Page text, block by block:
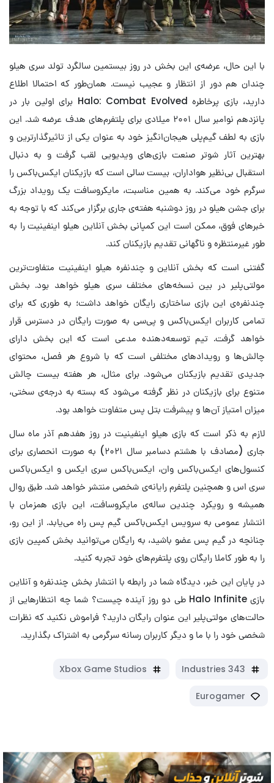
با این حال، عرضه‌ی این بخش در روز بیستمین سالگرد تولد سری هیلو
چندان هم دور از انتظار و عجیب نیست. همان‌طور که احتمالا اطلاع
دارید، بازی پرخاطره Halo: Combat Evolved برای اولین بار در
پانزدهم نوامبر سال ۲۰۰۱ میلادی برای پلتفرم‌های هدف عرضه شد. این
بازی به لطف گیم‌پلی هیجان‌انگیز خود به عنوان یکی از تاثیرگذارترین و
بهترین آثار شوتر صنعت بازی‌های ویدیویی لقب گرفت و به دنبال
استقبال بی‌نظیر هواداران، بیست سالی است که بازیکنان ایکس‌باکس را
سرگرم خود می‌کند. به همین مناسبت، مایکروسافت یک رویداد بزرگ
برای جشن هیلو در روز دوشنبه هفته‌ی جاری برگزار می‌کند که با توجه به
خبرهای فوق، ممکن است این کمپانی بخش آنلاین هیلو اینفینیت را به
طور غیرمنتظره و ناگهانی تقدیم بازیکنان کند.
گفتنی است که بخش آنلاین و چندنفره هیلو اینفینیت متفاوت‌ترین
مولتی‌پلیر در بین نسخه‌های مختلف سری هیلو خواهد بود. بخش
چندنفره‌ی این بازی ساختاری رایگان خواهد داشت؛ به طوری که برای
تمامی کاربران ایکس‌باکس و پی‌سی به صورت رایگان در دسترس قرار
خواهد گرفت. تیم توسعه‌دهنده مدعی است که این بخش دارای
چالش‌ها و رویدادهای مختلفی است که با شروع هر فصل، محتوای
جدیدی تقدیم بازیکنان می‌شود. برای مثال، هر هفته بیست چالش
متنوع برای بازیکنان در نظر گرفته می‌شود که بسته به درجه‌ی سختی،
میزان امتیاز آن‌ها و پیشرفت بتل پس متفاوت خواهد بود.
لازم به ذکر است که بازی هیلو اینفینیت در روز هفدهم آذر ماه سال
جاری (مصادف با هشتم دسامبر سال ۲۰۲۱) به صورت انحصاری برای
کنسول‌های ایکس‌باکس وان، ایکس‌باکس سری ایکس و ایکس‌باکس
سری اس و همچنین پلتفرم رایانه‌ی شخصی منتشر خواهد شد. طبق روال
همیشه و رویکرد چندین ساله‌ی مایکروسافت، این بازی همزمان با
انتشار عمومی به سرویس ایکس‌باکس گیم پس راه می‌یابد. از این رو،
چنانچه در گیم پس عضو باشید، به رایگان می‌توانید بخش کمپین بازی
را به طور کاملا رایگان روی پلتفرم‌های خود تجربه کنید.
در پایان این خبر، دیدگاه شما در رابطه با انتشار بخش چندنفره و آنلاین
بازی Halo Infinite طی دو روز آینده چیست؟ شما چه انتظارهایی از
حالت‌های مولتی‌پلیر این عنوان رایگان دارید؟ فراموش نکنید که نظرات
شخصی خود را با ما و دیگر کاربران رسانه سرگرمی به اشتراک بگذارید.
343 Industries
Xbox Game Studios
Eurogamer